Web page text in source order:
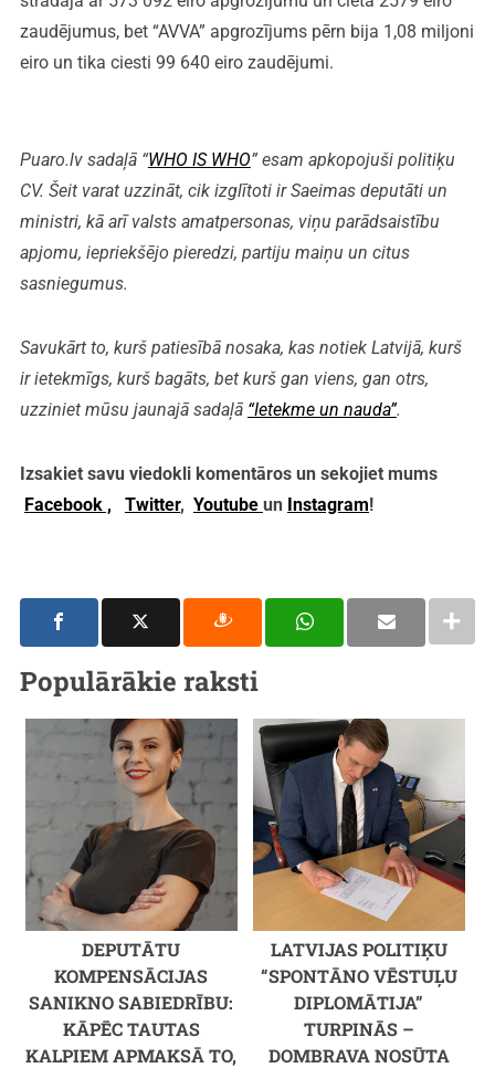
zaudējumus, bet “AVVA” apgrozījums pērn bija 1,08 miljoni
eiro un tika ciesti 99 640 eiro zaudējumi.
Puaro.lv sadaļā “WHO IS WHO” esam apkopojuši politiķu
CV. Šeit varat uzzināt, cik izglītoti ir Saeimas deputāti un
ministri, kā arī valsts amatpersonas, viņu parādsaistību
apjomu, iepriekšējo pieredzi, partiju maiņu un citus
sasniegumus.
Savukārt to, kurš patiesībā nosaka, kas notiek Latvijā, kurš
ir ietekmīgs, kurš bagāts, bet kurš gan viens, gan otrs,
uzziniet mūsu jaunajā sadaļā “Ietekme un nauda”.
Izsakiet savu viedokli komentāros un sekojiet mums
Facebook ,
Twitter, Youtube un Instagram!
Populārākie raksti
DEPUTĀTU
KOMPENSĀCIJAS
SANIKNO SABIEDRĪBU:
KĀPĒC TAUTAS
KALPIEM APMAKSĀ TO,
LATVIJAS POLITIĶU
“SPONTĀNO VĒSTUĻU
DIPLOMĀTIJA”
TURPINĀS –
DOMBRAVA NOSŪTA